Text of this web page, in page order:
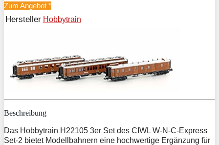
Zum Angebot *
Hersteller Hobbytrain
Beschreibung
Das Hobbytrain H22105 3er Set des CIWL W-N-C-Express
Set-2 bietet Modellbahnern eine hochwertige Ergänzung für